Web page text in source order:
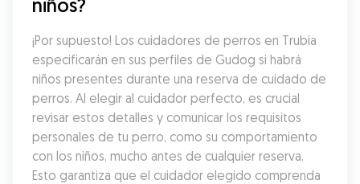
niños?
¡Por supuesto! Los cuidadores de perros en Trubia
especificarán en sus perfiles de Gudog si habrá
niños presentes durante una reserva de cuidado de
perros. Al elegir al cuidador perfecto, es crucial
revisar estos detalles y comunicar los requisitos
personales de tu perro, como su comportamiento
con los niños, mucho antes de cualquier reserva.
Esto garantiza que el cuidador elegido comprenda